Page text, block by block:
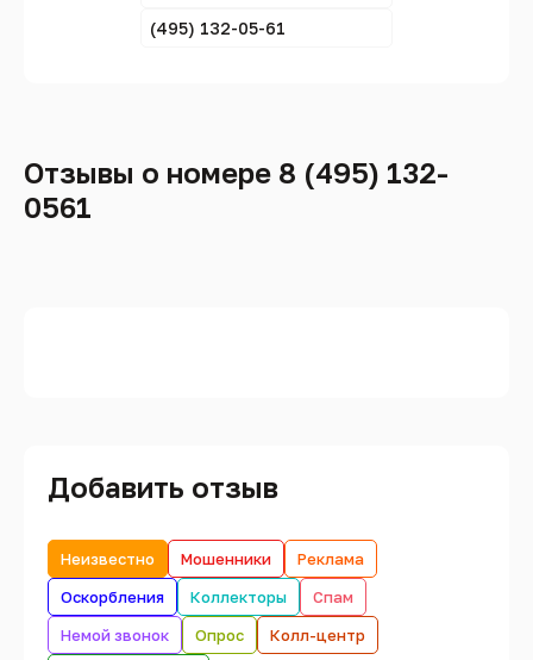
(495) 132-05-61
Отзывы о номере 8 (495) 132-
0561
Добавить отзыв
Неизвестно Мошенники
Реклама
Оскорбления
Коллекторы
Спам
Немой звонок
Опрос
Колл-центр